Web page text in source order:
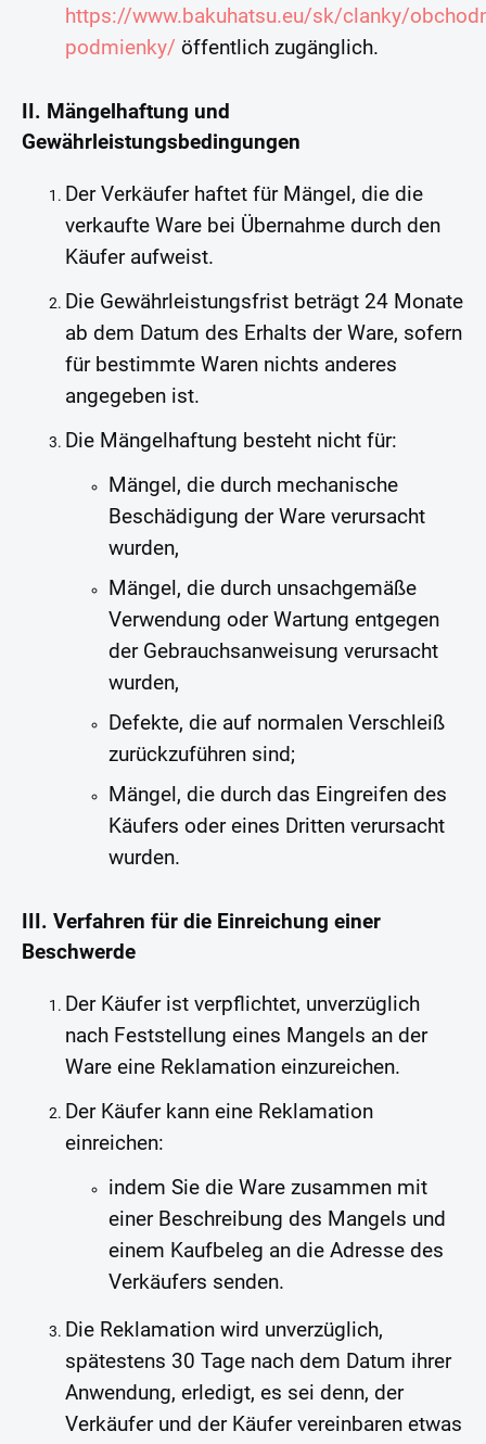
https://www.bakuhatsu.eu/sk/clanky/
podmienky/ öffentlich zugänglich.
II. Mängelhaftung und
Gewährleistungsbedingungen
Der Verkäufer haftet für Mängel, die die
verkaufte Ware bei Übernahme durch den
Käufer aufweist.
Die Gewährleistungsfrist beträgt 24 Monate
ab dem Datum des Erhalts der Ware, sofern
für bestimmte Waren nichts anderes
angegeben ist.
Die Mängelhaftung besteht nicht für:
Mängel, die durch mechanische
Beschädigung der Ware verursacht
wurden,
Mängel, die durch unsachgemäße
Verwendung oder Wartung entgegen
der Gebrauchsanweisung verursacht
wurden,
Defekte, die auf normalen Verschleiß
zurückzuführen sind;
Mängel, die durch das Eingreifen des
Käufers oder eines Dritten verursacht
wurden.
III. Verfahren für die Einreichung einer
Beschwerde
Der Käufer ist verpflichtet, unverzüglich
nach Feststellung eines Mangels an der
Ware eine Reklamation einzureichen.
Der Käufer kann eine Reklamation
einreichen:
indem Sie die Ware zusammen mit
einer Beschreibung des Mangels und
einem Kaufbeleg an die Adresse des
Verkäufers senden.
Die Reklamation wird unverzüglich,
spätestens 30 Tage nach dem Datum ihrer
Anwendung, erledigt, es sei denn, der
Verkäufer und der Käufer vereinbaren etwas